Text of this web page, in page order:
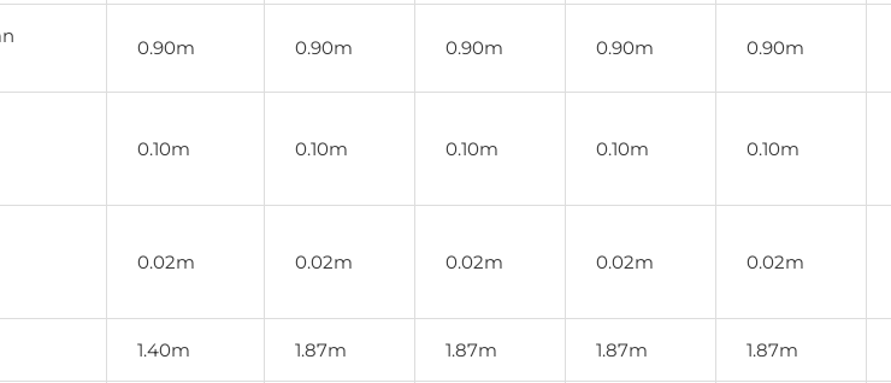
0.90m 0.90m 0.90m 0.90m 0.90m
0.10m 0.10m 0.10m 0.10m 0.10m
0.02m 0.02m 0.02m 0.02m 0.02m
1.40m 1.87m 1.87m 1.87m 1.87m